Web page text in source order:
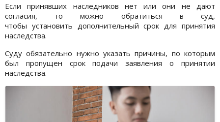
Если принявших наследников нет или они не дают
согласия, то можно обратиться в суд,
чтобы установить дополнительный срок для принятия
наследства.
Суду обязательно нужно указать причины, по которым
был пропущен срок подачи заявления о принятии
наследства.